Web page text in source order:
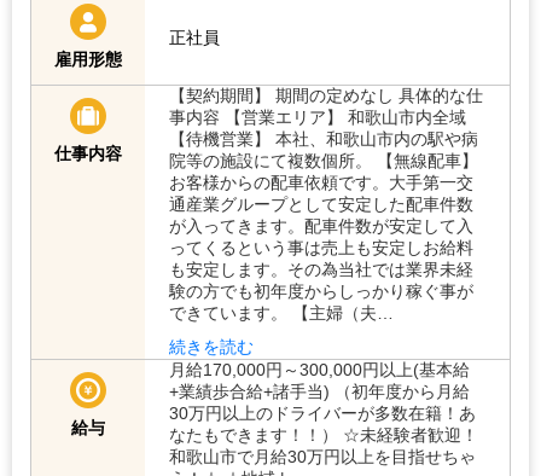
雇用形態
正社員
仕事内容
【契約期間】 期間の定めなし 具体的な仕
事内容 【営業エリア】 和歌山市内全域
【待機営業】 本社、和歌山市内の駅や病
院等の施設にて複数個所。 【無線配車】
お客様からの配車依頼です。大手第一交
通産業グループとして安定した配車件数
が入ってきます。配車件数が安定して入
ってくるという事は売上も安定しお給料
も安定します。その為当社では業界未経
験の方でも初年度からしっかり稼ぐ事が
できています。 【主婦（夫…
続きを読む
給与
月給170,000円～300,000円以上(基本給
+業績歩合給+諸手当) （初年度から月給
30万円以上のドライバーが多数在籍！あ
なたもできます！！） ☆未経験者歓迎！
和歌山市で月給30万円以上を目指せちゃ